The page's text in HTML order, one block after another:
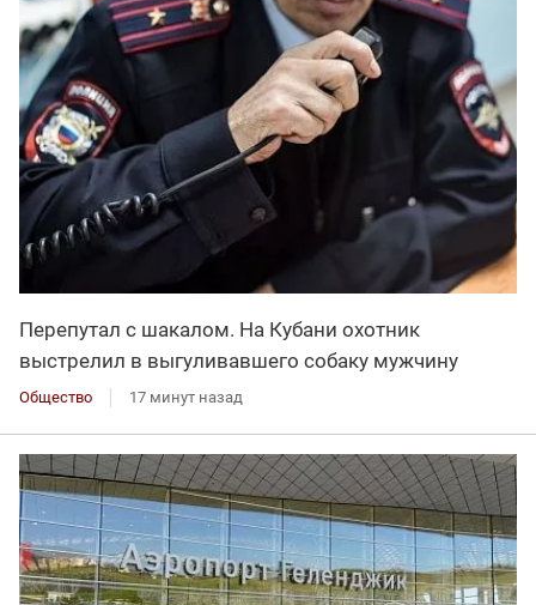
Перепутал с шакалом. На Кубани охотник
выстрелил в выгуливавшего собаку мужчину
Общество 17 минут назад